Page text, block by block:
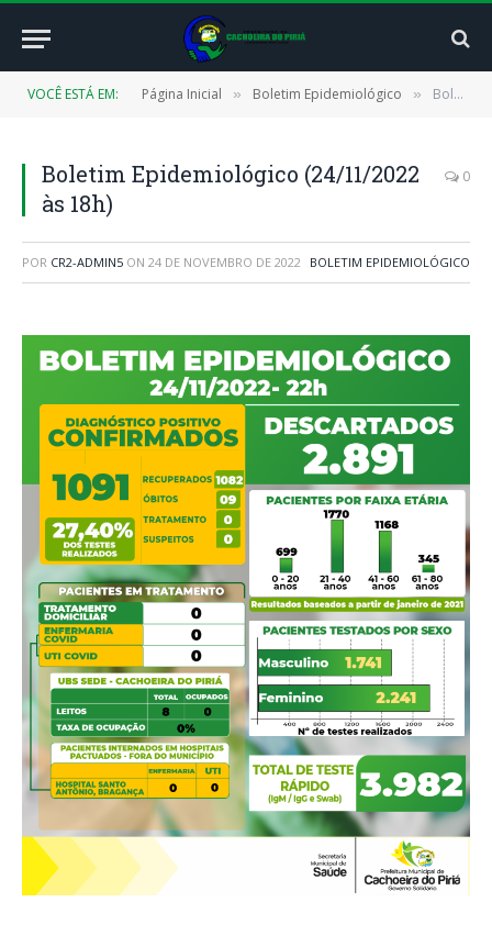
VOCÊ ESTÁ EM: Página Inicial » Boletim Epidemiológico » Boletim Epidemiológico (24/11/2022 às 18h)
Boletim Epidemiológico (24/11/2022
às 18h)
0
POR CR2-ADMIN5 ON 24 DE NOVEMBRO DE 2022 BOLETIM EPIDEMIOLÓGICO